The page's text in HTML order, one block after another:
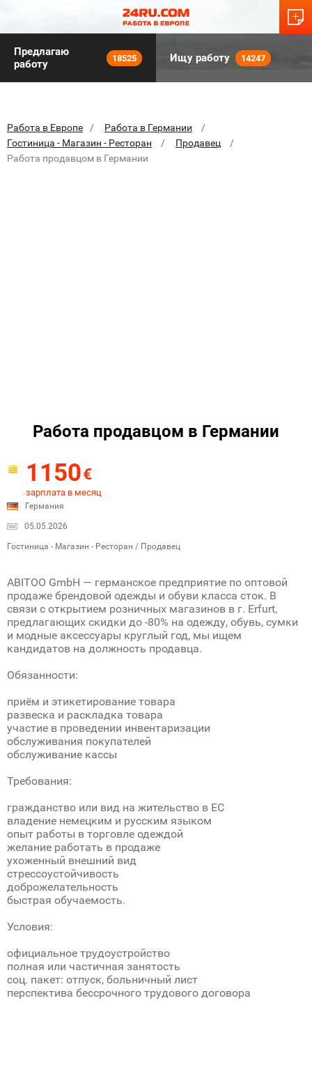
Предлагаю
работу
18525 Ищу работу 14247
Работа в Европе
Работа в Германии
Гостиница - Магазин - Ресторан
Продавец
Работа продавцом в Германии
Работа продавцом в Германии
1150€
зарплата в месяц
Германия
05.05.2026
Гостиница - Магазин - Ресторан / Продавец
ABITOO GmbH — германское предприятие по оптовой
продаже брендовой одежды и обуви класса сток. В
связи с открытием розничных магазинов в г. Erfurt,
предлагающих скидки до -80% на одежду, обувь, сумки
и модные аксессуары круглый год, мы ищем
кандидатов на должность продавца.
Обязанности:
приём и этикетирование товара
развеска и раскладка товара
участие в проведении инвентаризации
обслуживания покупателей
обслуживание кассы
Требования:
гражданство или вид на жительство в ЕС
владение немецким и русским языком
опыт работы в торговле одеждой
желание работать в продаже
ухоженный внешний вид
стрессоустойчивость
доброжелательность
быстрая обучаемость.
Условия:
oфициальное трудоустройство
полная или частичная занятость
cоц. пакет: отпуск, больничный лист
перспектива бессрочного трудового договора